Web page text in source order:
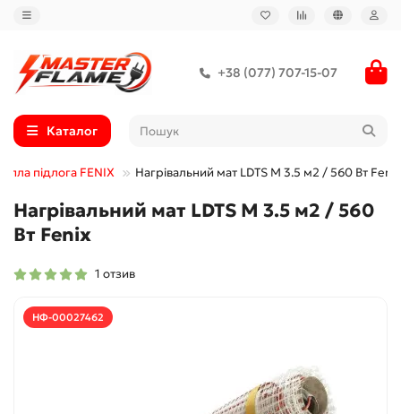
+38 (077) 707-15-07
Каталог
підлога FENIX Нагрівальний мат LDTS M 3.5 м2 / 560 Вт Fenix
Нагрівальний мат LDTS M 3.5 м2 / 560
Вт Fenix
1 отзив
НФ-00027462